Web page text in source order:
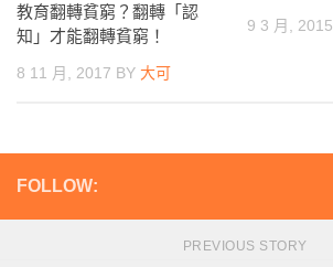
教育翻轉貧窮？翻轉「認
知」才能翻轉貧窮！
8 11 月, 2017 BY 大可
9 3 月, 2015
FOLLOW:
PREVIOUS STORY